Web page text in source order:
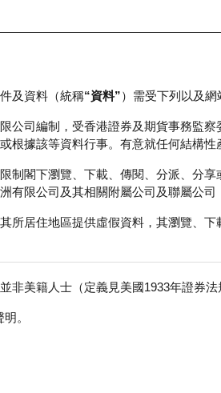
輪證市場統計 正股資料及市場統計
及資料（統稱“資料”）需受下列以及網
公司編制，受香港證券及期貨事務監
根據該等資料行事。有意就任何結構
制閣下瀏覽、下載、傳閱、分派、分
有限公司及其相關附屬公司及聯屬公司
所居住地區提供虛假資料，其瀏覽、
非美籍人士（定義見美國1933年證券
。
教育 - 認股
認股證的選擇